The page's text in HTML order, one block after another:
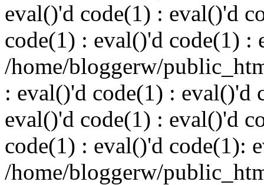
eval()'d code(1) : eval()'d
code(1) : eval()'d code(1) :
/home/bloggerw/
: eval()'d code(1) : eval()'d
eval()'d code(1) : eval()'d
code(1) : eval()'d code(1):
/home/bloggerw/